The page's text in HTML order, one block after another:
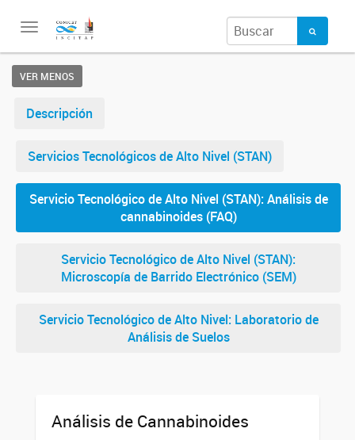
Toggle
VER MENOS
Descripción
Servicios Tecnológicos de Alto Nivel (STAN)
Servicio Tecnológico de Alto Nivel (STAN): Análisis de
cannabinoides (FAQ)
Servicio Tecnológico de Alto Nivel (STAN):
Microscopía de Barrido Electrónico (SEM)
Servicio Tecnológico de Alto Nivel: Laboratorio de
Análisis de Suelos
Análisis de Cannabinoides